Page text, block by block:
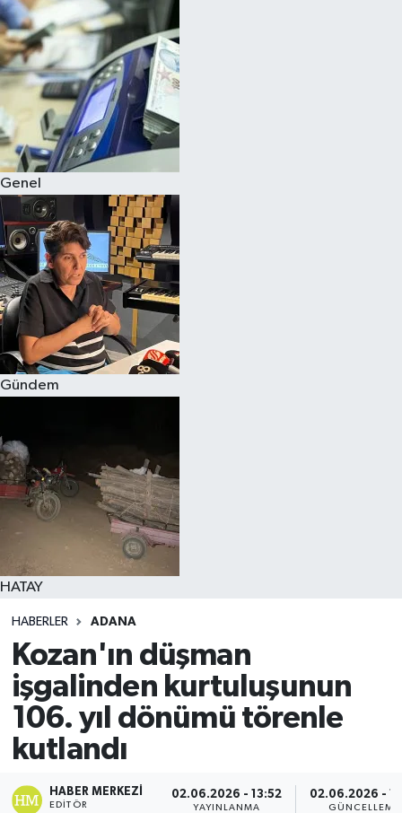
Genel
Gündem
HATAY
HABERLER ADANA
Kozan'ın düşman
işgalinden kurtuluşunun
106. yıl dönümü törenle
kutlandı
HABER MERKEZI
EDITÖR
02.06.2026 - 13:52
YAYINLANMA
02.06.2026 -
GÜNCELLEME
Spor
Teknoloji
Yaşam